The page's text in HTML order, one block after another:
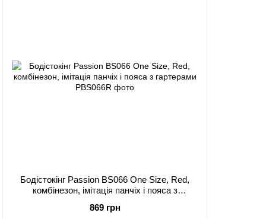
Бодістокінг Passion BS066 One Size, Red,
комбінезон, імітація панчіх і пояса з
869 грн